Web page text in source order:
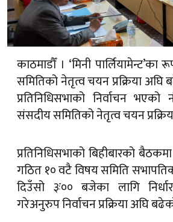
काठमाडौँ । ‘मिनी
समितिको नेतृत्व चयन प्रक्रिया
प्रतिनिधिसभाको निर्वाचन भएको
संसदीय समितिको नेतृत्व चयन
प्रतिनिधिसभाको बिहीबारको
गठित १० वटै विषय समिति
दिउँसो ३ः०० बजेका लागि
गरेअनुरुप निर्वाचन प्रक्रिया अघि